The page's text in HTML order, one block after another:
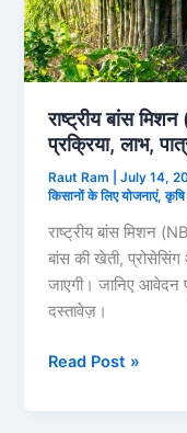
राष्ट्रीय बांस
प्रक्रिया, लाभ,
Raut Ram |July 14,
किसानों के लिए योजनाएं,कृषि
राष्ट्रीय बांस मिशन
बांस की खेती, प्रोसेसिंग
जाएगी। जानिए आवेदन
दस्तावेज़।
राष्ट्रीय
Read Post »